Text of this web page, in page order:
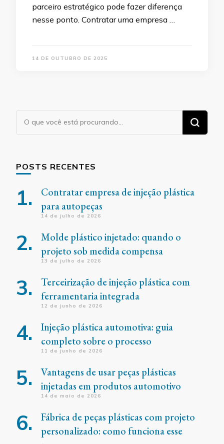
parceiro estratégico pode fazer diferença
nesse ponto. Contratar uma empresa …
14 DE OUTUBRO DE 2025
Procurando
algo?
POSTS RECENTES
Contratar empresa de injeção plástica
para autopeças
14 de julho de 2026
Molde plástico injetado: quando o
projeto sob medida compensa
13 de julho de 2026
Terceirização de injeção plástica com
ferramentaria integrada
12 de junho de 2026
Injeção plástica automotiva: guia
completo sobre o processo
11 de junho de 2026
Vantagens de usar peças plásticas
injetadas em produtos automotivo
14 de maio de 2026
Fábrica de peças plásticas com projeto
personalizado: como funciona esse